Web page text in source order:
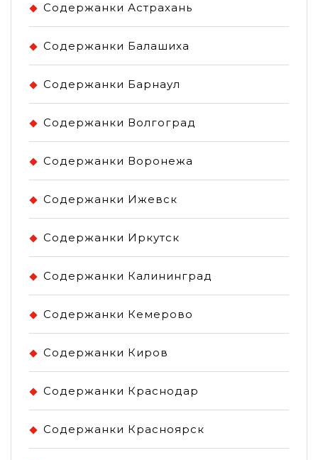
Содержанки Астрахань
Содержанки Балашиха
Содержанки Барнаул
Содержанки Волгоград
Содержанки Воронежа
Содержанки Ижевск
Содержанки Иркутск
Содержанки Калининград
Содержанки Кемерово
Содержанки Киров
Содержанки Краснодар
Содержанки Красноярск